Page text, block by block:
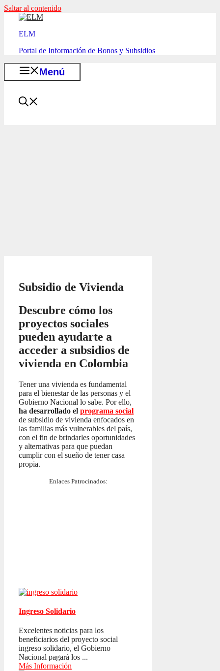
Saltar al contenido
ELM
Portal de Información de Bonos y Subsidios
Menú
Subsidio de Vivienda
Descubre cómo los
proyectos sociales
pueden ayudarte a
acceder a subsidios de
vivienda en Colombia
Tener una vivienda es fundamental
para el bienestar de las personas y el
Gobierno Nacional lo sabe. Por ello,
ha desarrollado el programa social
de subsidio de vivienda enfocados en
las familias más vulnerables del país,
con el fin de brindarles oportunidades
y alternativas para que puedan
cumplir con el sueño de tener casa
propia.
Enlaces Patrocinados:
Ingreso Solidario
Excelentes noticias para los
beneficiarios del proyecto social
ingreso solidario, el Gobierno
Nacional pagará los ...
Más Información